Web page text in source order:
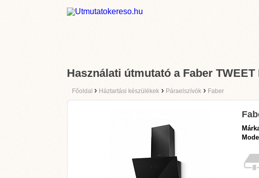
Használati útmutató a Faber TWEET
Főoldal › Háztartási készülékek › Páraelszívók › Faber